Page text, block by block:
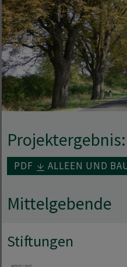
PDF ALLEEN UND
Mittelgebende
Stiftungen